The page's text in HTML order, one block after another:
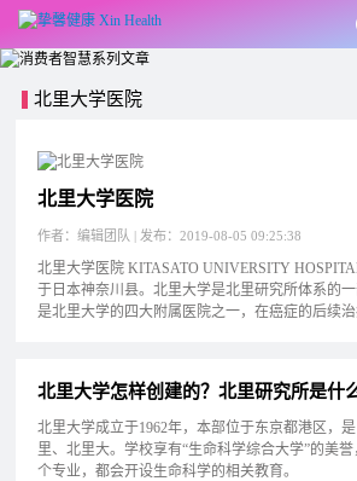
北里大学医院
北里大学医院
作者：编辑团队 | 发布：2019-08-05 09:25:38
北里大学医院 KITASATO UNIVERSITY
于日本神奈川县。北里大学是北里研究所体系的
是北里大学的四大附属医院之一，在癌症的后续治
北里大学怎样创建的？北里研究所是什
北里大学成立于1962年，本部位于东京都港区，
里、北里大。学校享有“生命科学综合大学”的美
个专业，都会开设生命科学的相关教育。